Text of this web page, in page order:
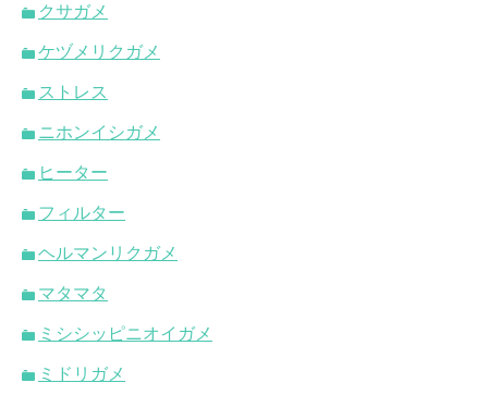
クサガメ
ケヅメリクガメ
ストレス
ニホンイシガメ
ヒーター
フィルター
ヘルマンリクガメ
マタマタ
ミシシッピニオイガメ
ミドリガメ